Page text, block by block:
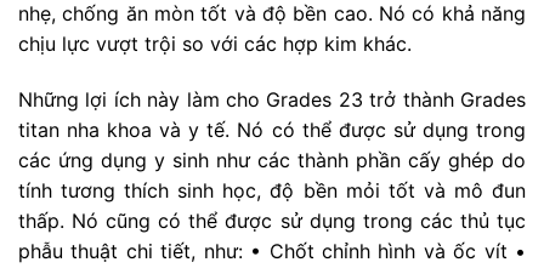
nhẹ, chống ăn mòn tốt và độ bền cao. Nó có khả năng
chịu lực vượt trội so với các hợp kim khác.
Những lợi ích này làm cho Grades 23 trở thành Grades
titan nha khoa và y tế. Nó có thể được sử dụng trong
các ứng dụng y sinh như các thành phần cấy ghép do
tính tương thích sinh học, độ bền mỏi tốt và mô đun
thấp. Nó cũng có thể được sử dụng trong các thủ tục
phẫu thuật chi tiết, như: • Chốt chỉnh hình và ốc vít •